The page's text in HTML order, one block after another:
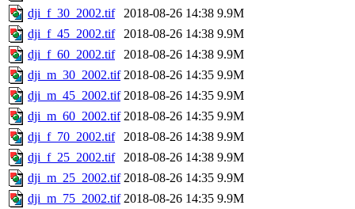
dji_f_30_2002.tif
2018-08-26 14:38 9.9M
dji_f_45_2002.tif
2018-08-26 14:38 9.9M
dji_f_60_2002.tif
2018-08-26 14:38 9.9M
dji_m_30_2002.tif 2018-08-26 14:35 9.9M
dji_m_45_2002.tif 2018-08-26 14:35 9.9M
dji_m_60_2002.tif 2018-08-26 14:35 9.9M
dji_f_70_2002.tif
2018-08-26 14:38 9.9M
dji_f_25_2002.tif
2018-08-26 14:38 9.9M
dji_m_25_2002.tif 2018-08-26 14:35 9.9M
dji_m_75_2002.tif 2018-08-26 14:35 9.9M